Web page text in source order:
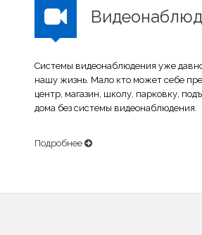
Системы видеонаблюдения уже
нашу жизнь. Мало кто может себе
центр, магазин, школу, парковку,
дома без системы видеонаблюдения.
Подробнее